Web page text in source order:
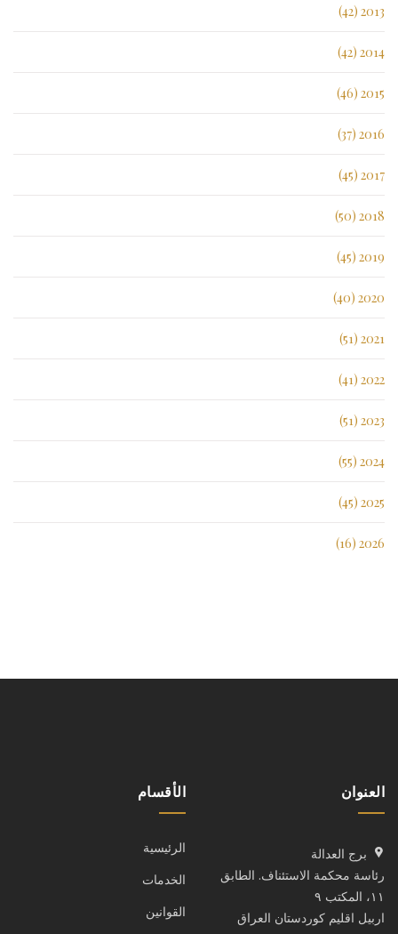
2013 (42)
2014 (42)
2015 (46)
2016 (37)
2017 (45)
2018 (50)
2019 (45)
2020 (40)
2021 (51)
2022 (41)
2023 (51)
2024 (55)
2025 (45)
2026 (16)
العنوان
برج العدالة
رئاسة محكمة الاستئناف. الطابق
١١، المكتب ٩
اربيل اقليم كوردستان العراق
الأقسام
الرئيسية
الخدمات
القوانين